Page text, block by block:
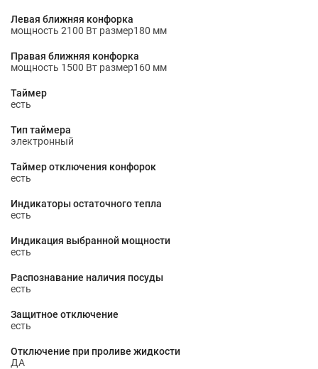
Левая ближняя конфорка
мощность 2100 Вт размер180 мм
Правая ближняя конфорка
мощность 1500 Вт размер160 мм
Таймер
есть
Тип таймера
электронный
Таймер отключения конфорок
есть
Индикаторы остаточного тепла
есть
Индикация выбранной мощности
есть
Распознавание наличия посуды
есть
Защитное отключение
есть
Отключение при проливе жидкости
ДА